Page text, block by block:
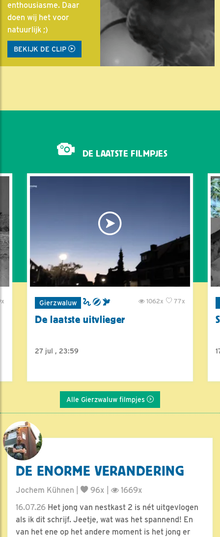
enthousiasme. Daar
doen wij het voor
natuurlijk ;)
BEKIJK DE CLIP
DE LAATSTE FILMPJES
Gierzwaluw 77x
1062x
De laatste uitvlieger
27 jul , 23:59
Alle Gierzwaluw filmpjes
DE ENORME VERANDERING
Jochem Kühnen | 96x |
1669x
16.07.26 Het jong van nestkast 2 is nét uitgevlogen
als ik dit schrijf. Jeetje, wat was het spannend! En
van het ene op het andere moment is het jong er